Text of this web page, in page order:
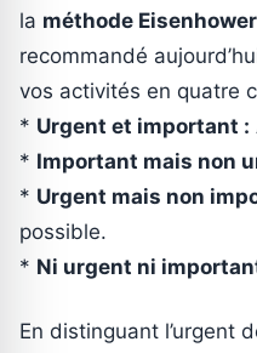
la méthode Eisenhower
recommandé
vos activités en quatre
* Urgent et important :
* Important mais non
* Urgent mais non
possible.
* Ni urgent ni
En distinguant l’urgent